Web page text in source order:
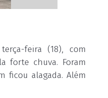
feira (18), com
forte chuva. Foram
ficou alagada. Além